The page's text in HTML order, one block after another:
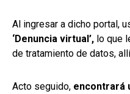
Al ingresar a dicho portal,
‘Denuncia virtual’, lo que
de tratamiento de datos,
Acto seguido, encontrará